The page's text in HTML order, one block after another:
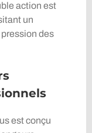
action est
un
des
est conçu